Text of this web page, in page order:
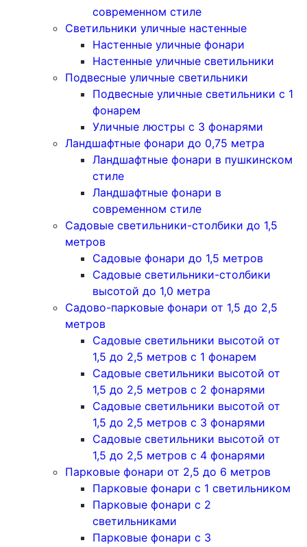
современном стиле
Светильники уличные настенные
Настенные уличные фонари
Настенные уличные светильники
Подвесные уличные светильники
Подвесные уличные светильники с 1
фонарем
Уличные люстры с 3 фонарями
Ландшафтные фонари до 0,75 метра
Ландшафтные фонари в пушкинском
стиле
Ландшафтные фонари в
современном стиле
Садовые светильники-столбики до 1,5
метров
Садовые фонари до 1,5 метров
Садовые светильники-столбики
высотой до 1,0 метра
Садово-парковые фонари от 1,5 до 2,5
метров
Садовые светильники высотой от
1,5 до 2,5 метров с 1 фонарем
Садовые светильники высотой от
1,5 до 2,5 метров с 2 фонарями
Садовые светильники высотой от
1,5 до 2,5 метров с 3 фонарями
Садовые светильники высотой от
1,5 до 2,5 метров с 4 фонарями
Парковые фонари от 2,5 до 6 метров
Парковые фонари с 1 светильником
Парковые фонари с 2
светильниками
Парковые фонари с 3